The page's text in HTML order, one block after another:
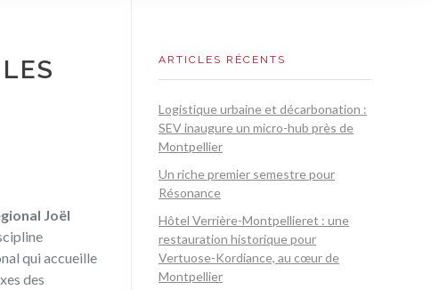
Joël
qui accueille
des
ARTICLES RÉCENTS
Logistique urbaine et décarbonation :
SEV inaugure un micro-hub près de
Montpellier
Un riche premier semestre pour
Résonance
Hôtel Verrière-Montpellieret : une
restauration historique pour
Vertuose-Kordiance, au cœur de
Montpellier